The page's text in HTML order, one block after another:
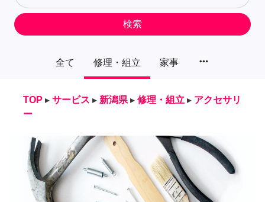
全て 修理・組立 家事 more_horiz
検索
TOP ▸ サービス ▸ 新潟県 ▸ 修理・組立 ▸ アクセサリ
ー